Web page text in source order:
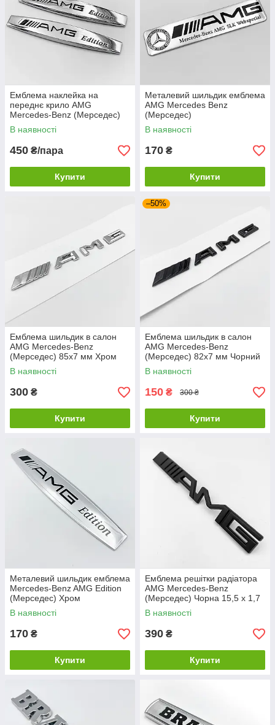
Емблема наклейка на
переднє крило AMG
Mercedes-Benz (Мерседес)
Комплект 2 шт Хром
В наявності
450 ₴/пара
Купити
Металевий шильдик емблема
AMG Mercedes Benz
(Мерседес)
В наявності
170 ₴
Купити
Емблема шильдик в салон
AMG Mercedes-Benz
(Мерседес) 85х7 мм Хром
В наявності
300 ₴
Купити
–50%
Емблема шильдик в салон
AMG Mercedes-Benz
(Мерседес) 82х7 мм Чорний
глянець
В наявності
150 ₴ 300 ₴
Купити
Металевий шильдик емблема
Mercedes-Benz AMG Edition
(Мерседес) Хром
В наявності
170 ₴
Купити
Емблема решітки радіатора
AMG Mercedes-Benz
(Мерседес) Чорна 15,5 х 1,7
см
В наявності
390 ₴
Купити